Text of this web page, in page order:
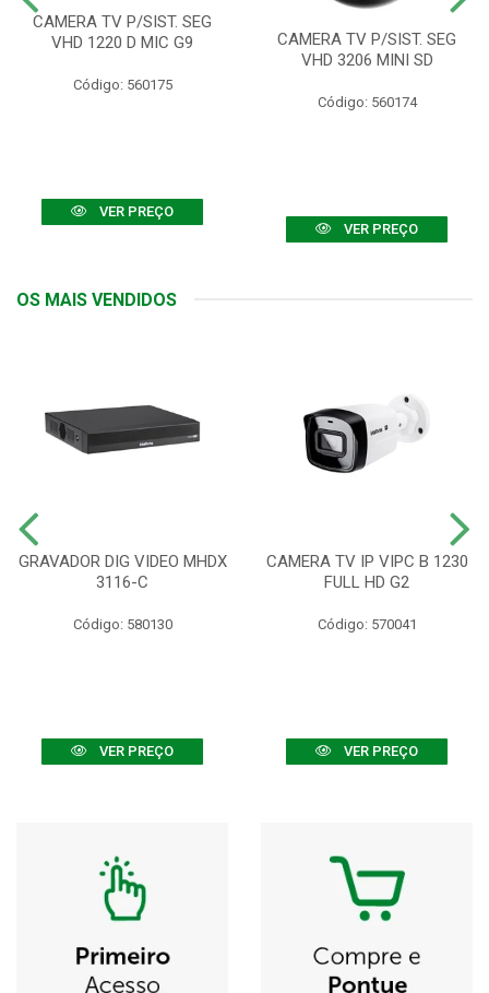
CAMERA TV P/SIST. SEG
VHD 1220 D MIC G9
Código: 560175
VER PREÇO
CAMERA TV P/SIST. SEG
VHD 3206 MINI SD
Código: 560174
VER PREÇO
OS MAIS VENDIDOS
GRAVADOR DIG VIDEO MHDX
3116-C
Código: 580130
VER PREÇO
CAMERA TV IP VIPC B 1230
FULL HD G2
Código: 570041
VER PREÇO